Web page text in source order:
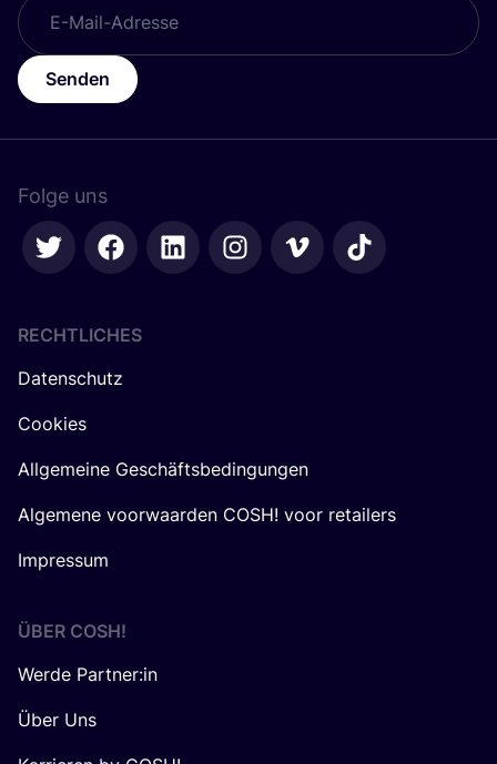
Senden
Folge uns
RECHTLICHES
Datenschutz
Cookies
Allgemeine Geschäftsbedingungen
Algemene voorwaarden COSH! voor retailers
Impressum
ÜBER COSH!
Werde Partner:in
Über Uns